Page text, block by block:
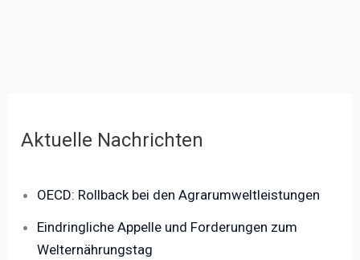
Aktuelle Nachrichten
OECD: Rollback bei den Agrarumweltleistungen
Eindringliche Appelle und Forderungen zum
Welternährungstag